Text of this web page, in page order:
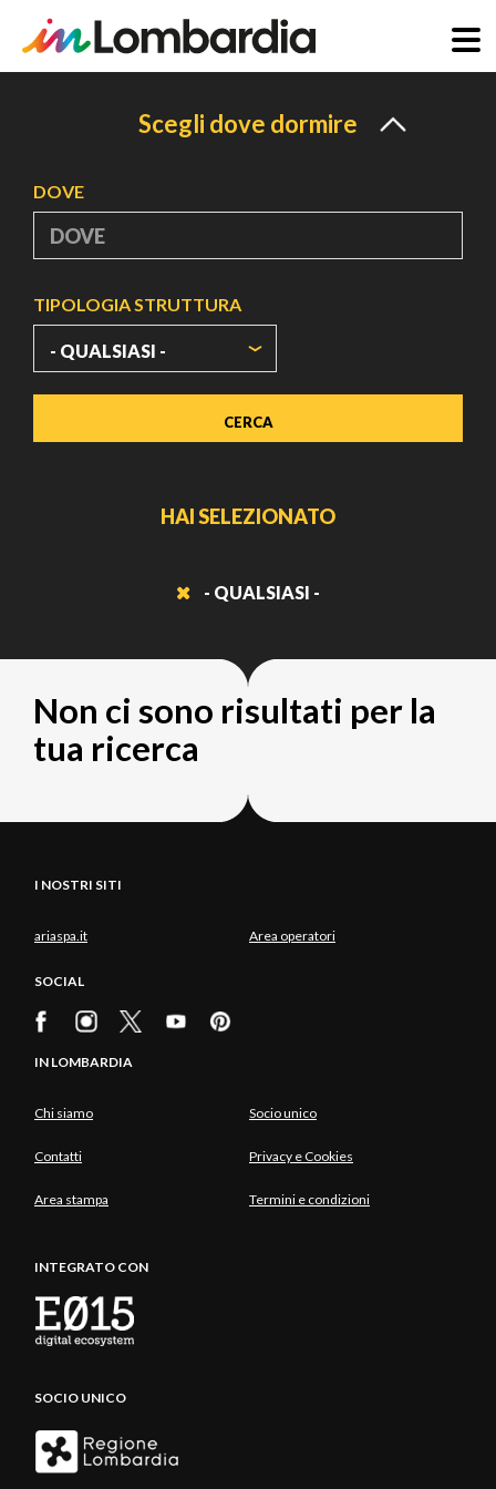
Scegli dove dormire
DOVE
TIPOLOGIA STRUTTURA
HAI SELEZIONATO
- QUALSIASI -
Non ci sono risultati per la
tua ricerca
I NOSTRI SITI
ariaspa.it Area operatori
SOCIAL
IN LOMBARDIA
Chi siamo Socio unico
Contatti Privacy e Cookies
Area stampa Termini e condizioni
INTEGRATO CON
SOCIO UNICO